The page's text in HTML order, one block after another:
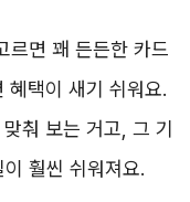
르면 꽤 든든한 카드
혜택이 새기 쉬워요.
춰 보는 거고, 그 기
훨씬 쉬워져요.